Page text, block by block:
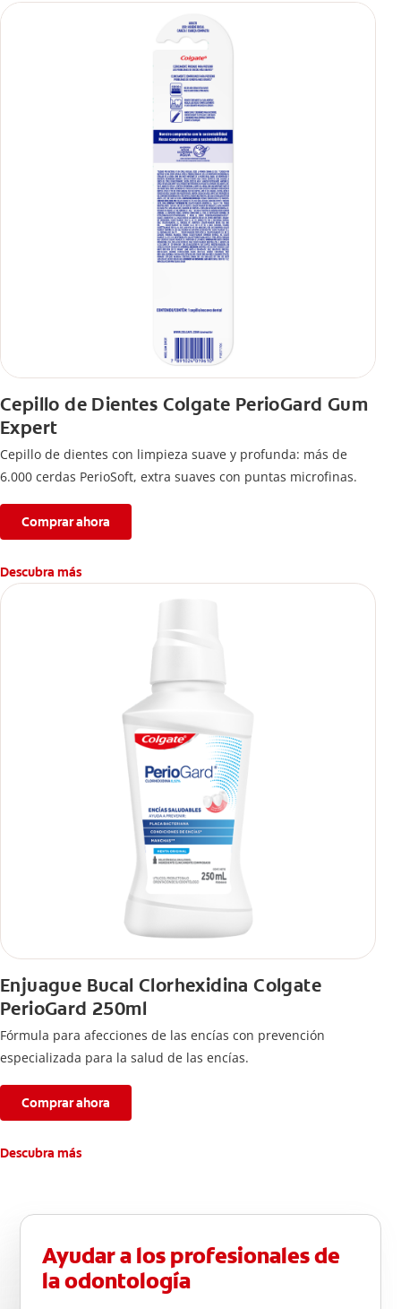
Cepillo de Dientes Colgate PerioGard Gum
Expert
Cepillo de dientes con limpieza suave y profunda: más de
6.000 cerdas PerioSoft, extra suaves con puntas microfinas.
Comprar ahora
Descubra más
Enjuague Bucal Clorhexidina Colgate
PerioGard 250ml
Fórmula para afecciones de las encías con prevención
especializada para la salud de las encías.
Comprar ahora
Descubra más
Ayudar a los profesionales de
la odontología